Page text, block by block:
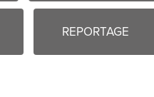
REPORTAGE